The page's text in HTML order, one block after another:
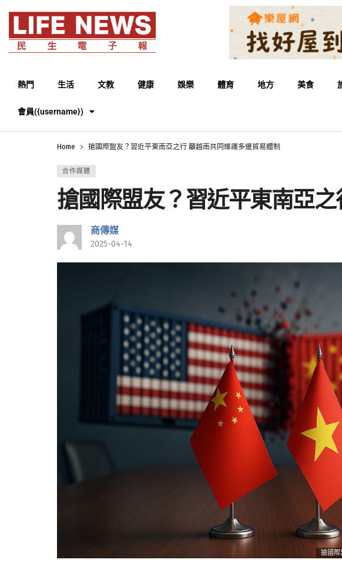
熱門 生活 文教 健康 娛樂 體育 地方 美食
會員({username})
Home 搶國際盟友？習近平東南亞之行 籲越南共同維護多邊貿易體制
合作媒體
搶國際盟友？習近平東南亞
商傳媒
2025-04-14
搶國際